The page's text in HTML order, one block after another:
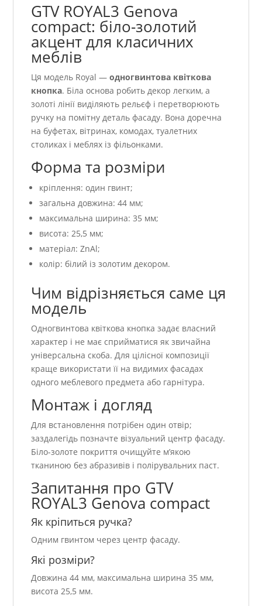
GTV ROYAL3 Genova
compact: біло-золотий
акцент для класичних
меблів
Ця модель Royal —одногвинтова квіткова
кнопка. Біла основа робить декор легким, а
золоті лінії виділяють рельєф і перетворюють
ручку на помітну деталь фасаду. Вона доречна
на буфетах, вітринах, комодах, туалетних
столиках і меблях із фільонками.
Форма та розміри
кріплення: один гвинт;
загальна довжина: 44 мм;
максимальна ширина: 35 мм;
висота: 25,5 мм;
матеріал: ZnAl;
колір: білий із золотим декором.
Чим відрізняється саме ця
модель
Одногвинтова квіткова кнопка задає власний
характер і не має сприйматися як звичайна
універсальна скоба. Для цілісної композиції
краще використати її на видимих фасадах
одного меблевого предмета або гарнітура.
Монтаж і догляд
Для встановлення потрібен один отвір;
заздалегідь позначте візуальний центр фасаду.
Біло-золоте покриття очищуйте м’якою
тканиною без абразивів і полірувальних паст.
Запитання про GTV
ROYAL3 Genova compact
Як кріпиться ручка?
Одним гвинтом через центр фасаду.
Які розміри?
Довжина 44 мм, максимальна ширина 35 мм,
висота 25,5 мм.